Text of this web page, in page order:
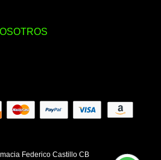
Federico Castillo CB